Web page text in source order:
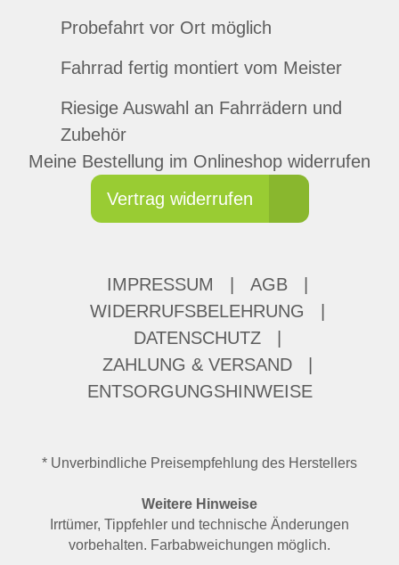
Probefahrt vor Ort möglich
Fahrrad fertig montiert vom Meister
Riesige Auswahl an Fahrrädern und
Zubehör
Meine Bestellung im Onlineshop widerrufen
Vertrag widerrufen
IMPRESSUM AGB
WIDERRUFSBELEHRUNG
DATENSCHUTZ
ZAHLUNG & VERSAND
ENTSORGUNGSHINWEISE
* Unverbindliche Preisempfehlung des Herstellers
Weitere Hinweise
Irrtümer, Tippfehler und technische Änderungen
vorbehalten. Farbabweichungen möglich.